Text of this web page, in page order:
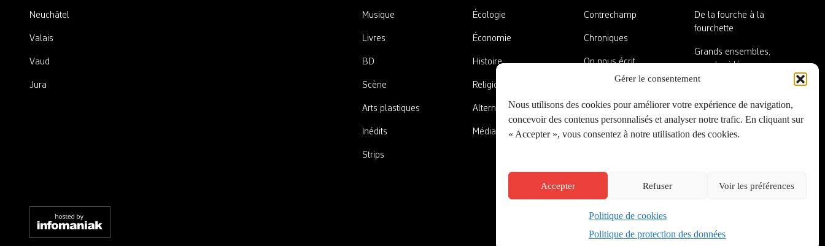
Gérer le consentement
Nous utilisons des cookies pour améliorer votre expérience de navigation,
concevoir des contenus personnalisés et analyser notre trafic. En cliquant sur
« Accepter », vous consentez à notre utilisation des cookies.
Accepter Refuser Voir les préférences
Politique de cookies
Politique de protection des données
Neuchâtel
Valais
Vaud
Jura
Musique
Livres
BD
Scène
Arts plastiques
Inédits
Strips
Écologie
Économie
Histoire
Religions
Alternatives
Médias
Contrechamp
Chroniques
On nous écrit
A côté de la plaque
De la fourche à la
fourchette
Grands ensembles,
grandes idées
Créé par